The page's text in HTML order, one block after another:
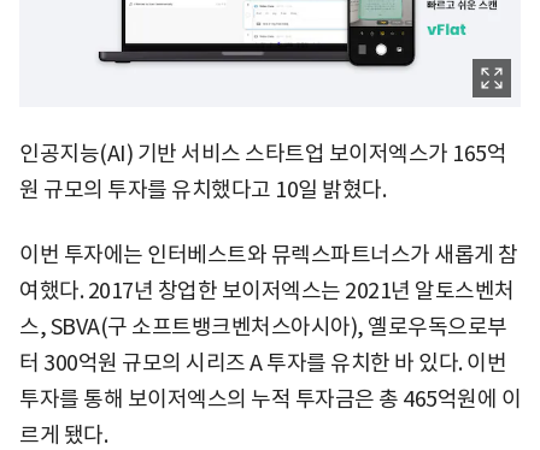
인공지능(AI) 기반 서비스 스타트업 보이저엑스가 165억
원 규모의 투자를 유치했다고 10일 밝혔다.
이번 투자에는 인터베스트와 뮤렉스파트너스가 새롭게 참
여했다. 2017년 창업한 보이저엑스는 2021년 알토스벤처
스, SBVA(구 소프트뱅크벤처스아시아), 옐로우독으로부
터 300억원 규모의 시리즈 A 투자를 유치한 바 있다. 이번
투자를 통해 보이저엑스의 누적 투자금은 총 465억원에 이
르게 됐다.